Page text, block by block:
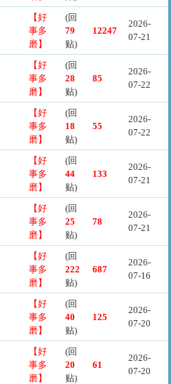
【好
事多
磨】
(回
79
贴)
12247
2026-
07-21
【好
事多
磨】
(回
28
贴)
85
2026-
07-22
【好
事多
磨】
(回
18
贴)
55
2026-
07-22
【好
事多
磨】
(回
44
贴)
133
2026-
07-21
【好
事多
磨】
(回
25
贴)
78
2026-
07-21
【好
事多
磨】
(回
222
贴)
687
2026-
07-16
【好
事多
磨】
(回
40
贴)
125
2026-
07-20
【好
事多
磨】
(回
20
贴)
61
2026-
07-20